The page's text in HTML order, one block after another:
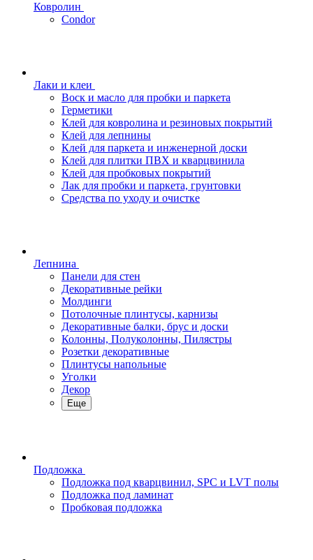
Ковролин
Condor
Лаки и клеи
Воск и масло для пробки и паркета
Герметики
Клей для ковролина и резиновых покрытий
Клей для лепнины
Клей для паркета и инженерной доски
Клей для плитки ПВХ и кварцвинила
Клей для пробковых покрытий
Лак для пробки и паркета, грунтовки
Средства по уходу и очистке
Лепнина
Панели для стен
Декоративные рейки
Молдинги
Потолочные плинтусы, карнизы
Декоративные балки, брус и доски
Колонны, Полуколонны, Пилястры
Розетки декоративные
Плинтусы напольные
Уголки
Декор
Еще
Подложка
Подложка под кварцвинил, SPC и LVT полы
Подложка под ламинат
Пробковая подложка